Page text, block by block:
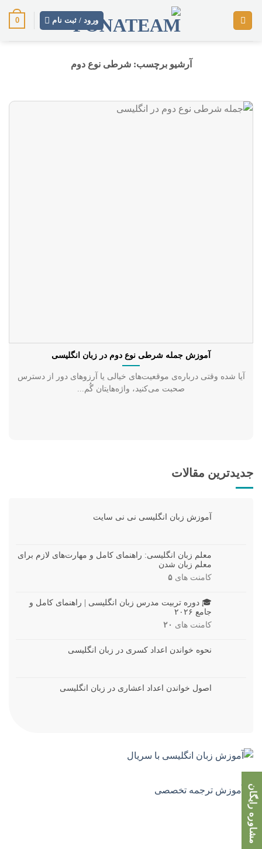
ورود / ثبت نام 0
آرشیو برچسب:شرطی نوع دوم
جدیدترین مقالات
آموزش زبان انگلیسی نی نی سایت
معلم زبان انگلیسی: راهنمای کامل و مهارت‌های لازم برای
معلم زبان شدن
کامنت های ۵
🎓 دوره تربیت مدرس زبان انگلیسی | راهنمای کامل و
جامع ۲۰۲۶
کامنت های ۲۰
نحوه خواندن اعداد کسری در زبان انگلیسی
اصول خواندن اعداد اعشاری در زبان انگلیسی
آموزش جمله شرطی نوع دوم در زبان انگلیسی
آیا شده وقتی درباره‌ی موقعیت‌های خیالی یا آرزوهای دور از دسترس
صحبت می‌کنید، واژه‌هایتان گُم...
مشاوره رایگان